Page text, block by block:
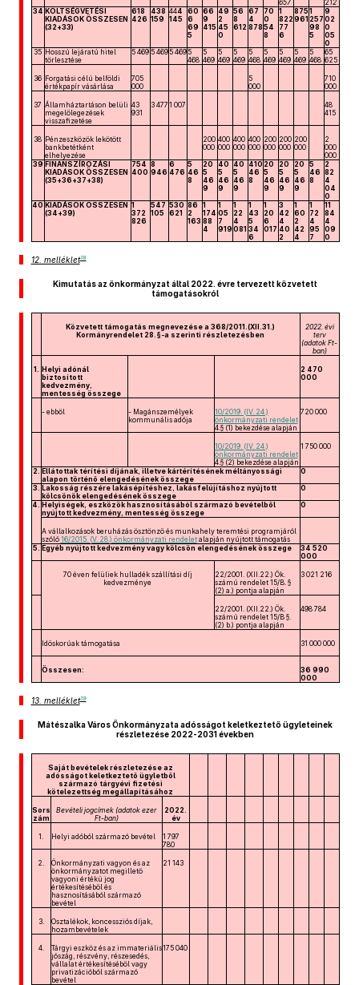
657
212
34 KÖLTSÉGVETÉSI
KIADÁSOK ÖSSZESEN
(32+33)
618
426
438
159
444
145
60
6
69
5
66
9
415
49
2
45
0
56
8
612
67
4
878
70
0
54
8
1
822
77
6
875
961
1
257
98
5
9
02
0
05
0
35 Hosszú lejáratú hitel
törlesztése
5 469 5 469 5 469 5
468
5
469
5
469
5
469
5
468
5
469
5
469
5
469
5
468
65
625
36 Forgatási célú belföldi
értékpapír vásárlása
705
000
5
000
710
000
37 Államháztartáson belüli
megelőlegezések
visszafizetése
43
931
3 477 1 007
48
415
38 Pénzeszközök lekötött
bankbetétként
elhelyezése
200
000
400
000
400
000
400
000
200
000
200
000
200
000
2
000
000
39 FINANSZÍROZÁSI
KIADÁSOK ÖSSZESEN
(35+36+37+38)
754
400
8
946
6
476
5
46
8
20
5
46
9
40
5
46
9
40
5
46
9
410
46
8
20
5
46
9
20
5
46
9
20
5
46
9
5
46
8
2
82
4
04
0
40 KIADÁSOK ÖSSZESEN
(34+39)
1
372
826
547
105
530
621
86
2
163
1
174
88
4
1
05
7
919
1
22
4
081
1
43
5
34
6
1
20
6
017
3
42
4
40
2
1
60
2
42
4
1
72
4
95
7
11
84
4
09
0
12. melléklet18
Kimutatás az önkormányzat által 2022. évre tervezett közvetett
támogatásokról
Közvetett támogatás megnevezése a 368/2011.(XII.31.)
Kormányrendelet 28.§-a szerinti részletezésben
2022. évi
terv
(adatok Ft-
ban)
1. Helyi adónál
biztosított
kedvezmény,
mentesség összege
2 470
000
- ebből
- Magánszemélyek
kommunális adója
10/2019. (IV. 24.)
önkormányzati rendelet
4.§ (1) bekezdése alapján
720 000
10/2019. (IV. 24.)
önkormányzati rendelet
4.§ (2) bekezdése alapján
1 750 000
2. Ellátottak térítési díjának, illetve kártérítésének méltányossági
alapon történő elengedésének összege
0
3. Lakosság részére lakásépítéshez, lakásfelújításhoz nyújtott
kölcsönök elengedésének összege
0
4. Helyiségek, eszközök hasznosításából származó bevételből
nyújtott kedvezmény, mentesség összege
0
A vállalkozások beruházás ösztönző és munkahely teremtési programjáról
szóló 16/2015. (V. 28.) önkormányzati rendeletalapján nyújtott támogatás
5. Egyéb nyújtott kedvezmény vagy kölcsön elengedésének összege
34 520
000
70 éven felüliek hulladék szállítási díj
kedvezménye
22/2001. (XII.22.) Ök.
számú rendelet 15/B. §
(2) a.) pontja alapján
3 021 216
22/2001. (XII.22.) Ök.
számú rendelet 15/B §.
(2) b.) pontja alapján
498 784
Időskorúak támogatása 31 000 000
Összesen:
36 990
000
13. melléklet19
Mátészalka Város Önkormányzata adósságot keletkeztető ügyleteinek
részletezése 2022-2031 években
Saját bevételek részletezése az
adósságot keletkeztető ügyletből
származó tárgyévi fizetési
kötelezettség megállapításához
Sors
zám
Bevételi jogcímek (adatok ezer
Ft-ban)
2022.
év
1. Helyi adóból származó bevétel
1 797
780
2.
Önkormányzati vagyon és az
önkormányzatot megillető
vagyoni értékű jog
értékesítéséből és
hasznosításából származó
bevétel
21 143
3.
Osztalékok, koncessziós díjak,
hozambevételek
4.
Tárgyi eszköz és az immateriális
jószág, részvény, részesedés,
vállalat értékesítéséből vagy
privatizációból származó
bevétel
175 040